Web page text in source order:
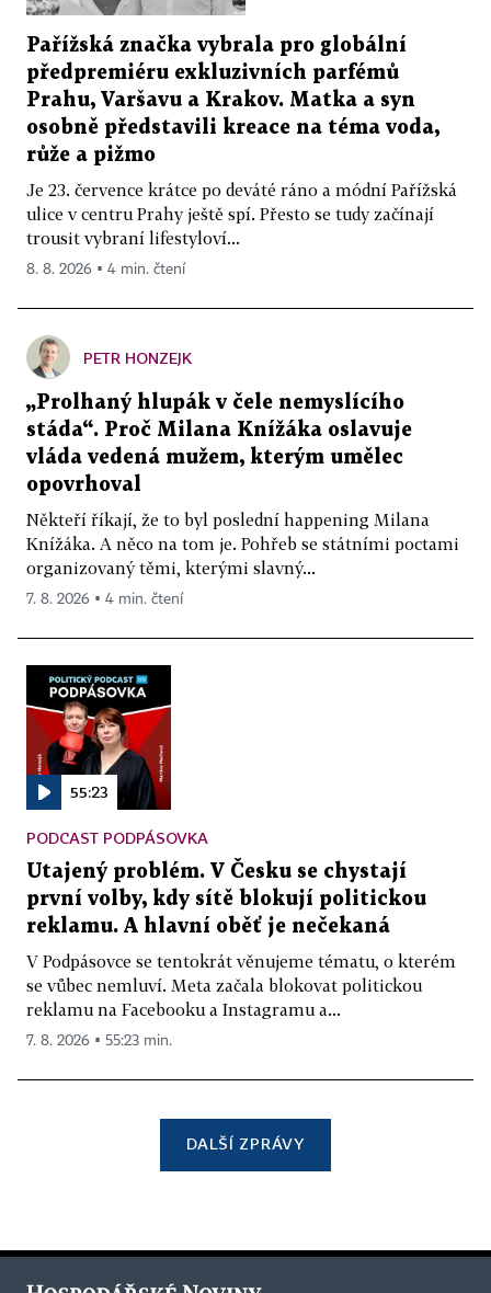
Pařížská značka vybrala pro globální
předpremiéru exkluzivních parfémů
Prahu, Varšavu a Krakov. Matka a syn
osobně představili kreace na téma voda,
růže a pižmo
Je 23. července krátce po deváté ráno a módní Pařížská
ulice v centru Prahy ještě spí. Přesto se tudy začínají
trousit vybraní lifestyloví...
8. 8. 2026 ▪ 4 min. čtení
PETR HONZEJK
„Prolhaný hlupák v čele nemyslícího
stáda“. Proč Milana Knížáka oslavuje
vláda vedená mužem, kterým umělec
opovrhoval
Někteří říkají, že to byl poslední happening Milana
Knížáka. A něco na tom je. Pohřeb se státními poctami
organizovaný těmi, kterými slavný...
7. 8. 2026 ▪ 4 min. čtení
55:23
PODCAST PODPÁSOVKA
Utajený problém. V Česku se chystají
první volby, kdy sítě blokují politickou
reklamu. A hlavní oběť je nečekaná
V Podpásovce se tentokrát věnujeme tématu, o kterém
se vůbec nemluví. Meta začala blokovat politickou
reklamu na Facebooku a Instagramu a...
7. 8. 2026 ▪ 55:23 min.
DALŠÍ ZPRÁVY